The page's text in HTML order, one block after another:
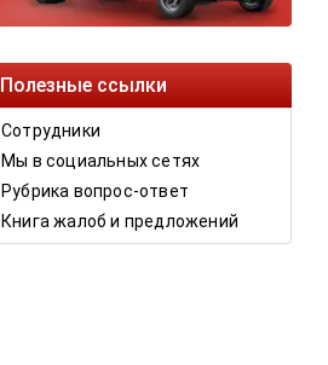
Полезные ссылки
Сотрудники
Мы в социальных сетях
Рубрика вопрос-ответ
Книга жалоб и предложений